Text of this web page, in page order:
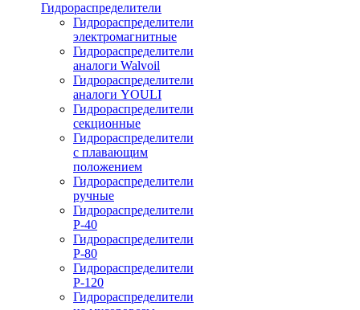
Гидрораспределители
Гидрораспределители
электромагнитные
Гидрораспределители
аналоги Walvoil
Гидрораспределители
аналоги YOULI
Гидрораспределители
секционные
Гидрораспределители
с плавающим
положением
Гидрораспределители
ручные
Гидрораспределители
Р-40
Гидрораспределители
Р-80
Гидрораспределители
Р-120
Гидрораспределители